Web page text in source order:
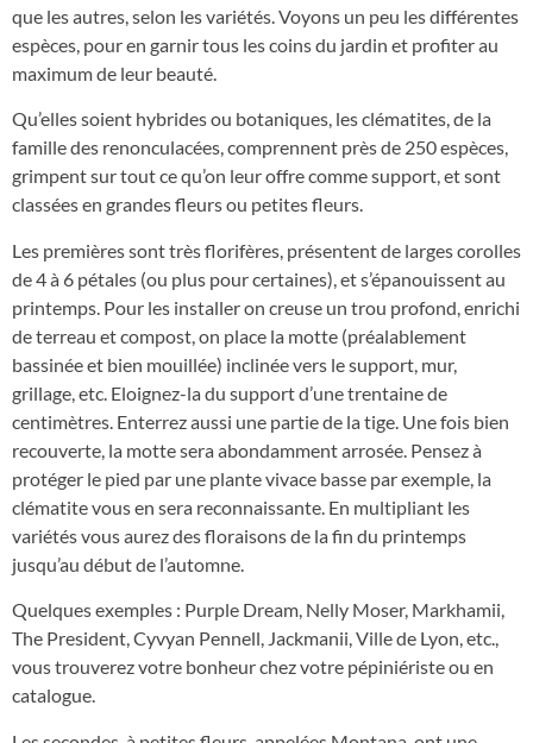
que les autres, selon les variétés. Voyons un peu les différentes
espèces, pour en garnir tous les coins du jardin et profiter au
maximum de leur beauté.
Qu’elles soient hybrides ou botaniques, les clématites, de la
famille des renonculacées, comprennent près de 250 espèces,
grimpent sur tout ce qu’on leur offre comme support, et sont
classées en grandes fleurs ou petites fleurs.
Les premières sont très florifères, présentent de larges corolles
de 4 à 6 pétales (ou plus pour certaines), et s’épanouissent au
printemps. Pour les installer on creuse un trou profond, enrichi
de terreau et compost, on place la motte (préalablement
bassinée et bien mouillée) inclinée vers le support, mur,
grillage, etc. Eloignez-la du support d’une trentaine de
centimètres. Enterrez aussi une partie de la tige. Une fois bien
recouverte, la motte sera abondamment arrosée. Pensez à
protéger le pied par une plante vivace basse par exemple, la
clématite vous en sera reconnaissante. En multipliant les
variétés vous aurez des floraisons de la fin du printemps
jusqu’au début de l’automne.
Quelques exemples : Purple Dream, Nelly Moser, Markhamii,
The President, Cyvyan Pennell, Jackmanii, Ville de Lyon, etc.,
vous trouverez votre bonheur chez votre pépiniériste ou en
catalogue.